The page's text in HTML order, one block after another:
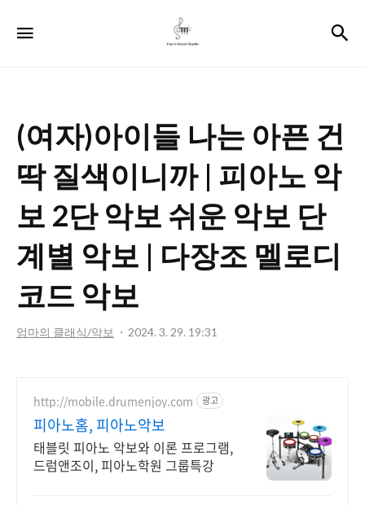
포
레
스
튜
디
오
(여자)아이들 나는 아픈 건
딱 질색이니까 | 피아노 악
보 2단 악보 쉬운 악보 단
계별 악보 | 다장조 멜로디
코드 악보
엄마의 클래식/악보 2024. 3. 29. 19:31
http://mobile.drumenjoy.com 광고
피아노홈, 피아노악보
태블릿 피아노 악보와 이론 프로그램,
드럼앤조이, 피아노학원 그룹특강